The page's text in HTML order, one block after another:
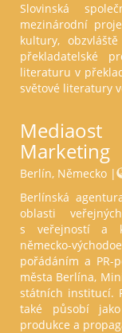
Slovinská
mezinárodní
kultury,
překladatelské
literaturu v
světové literatury
Marketing
Berlín, Německo |
Berlínská
oblasti
s veřejností a
německo-
pořádáním a PR-
města Berlína,
státních institucí.
také působí
produkce a